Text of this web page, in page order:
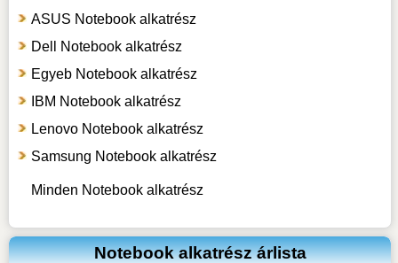
ASUS Notebook alkatrész
Dell Notebook alkatrész
Egyeb Notebook alkatrész
IBM Notebook alkatrész
Lenovo Notebook alkatrész
Samsung Notebook alkatrész
Minden Notebook alkatrész
Notebook alkatrész árlista